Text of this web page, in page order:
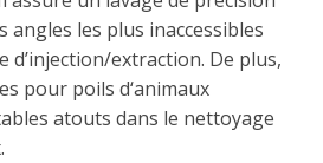
les plus inaccessibles
d’injection/extraction. De plus,
pour poils d‘animaux
atouts dans le nettoyage